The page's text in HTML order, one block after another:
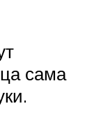
сама